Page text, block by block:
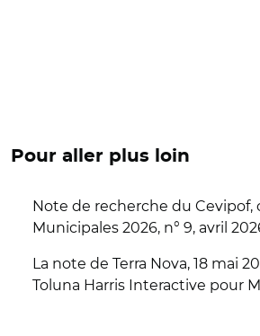
Pour aller plus loin
Note de recherche du Cevipof,
Municipales 2026, n° 9, avril
La note de Terra Nova, 18 mai
Toluna Harris Interactive pour